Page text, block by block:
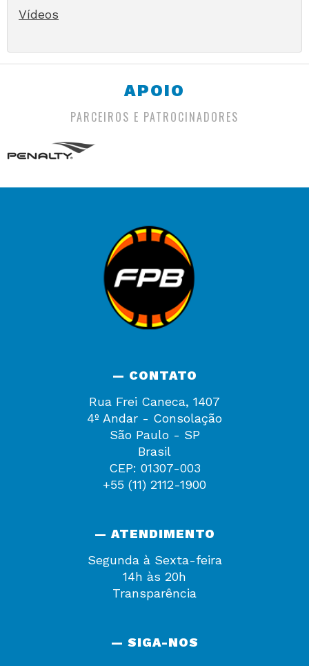
Vídeos
APOIO
PARCEIROS E PATROCINADORES
— CONTATO
Rua Frei Caneca, 1407
4º Andar - Consolação
São Paulo - SP
Brasil
CEP: 01307-003
+55 (11) 2112-1900
— ATENDIMENTO
Segunda à Sexta-feira
14h às 20h
Transparência
— SIGA-NOS